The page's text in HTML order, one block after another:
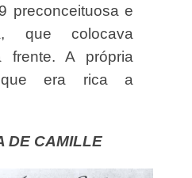
preconceituosa e
que colocava
frente. A própria
que era rica a
DE CAMILLE